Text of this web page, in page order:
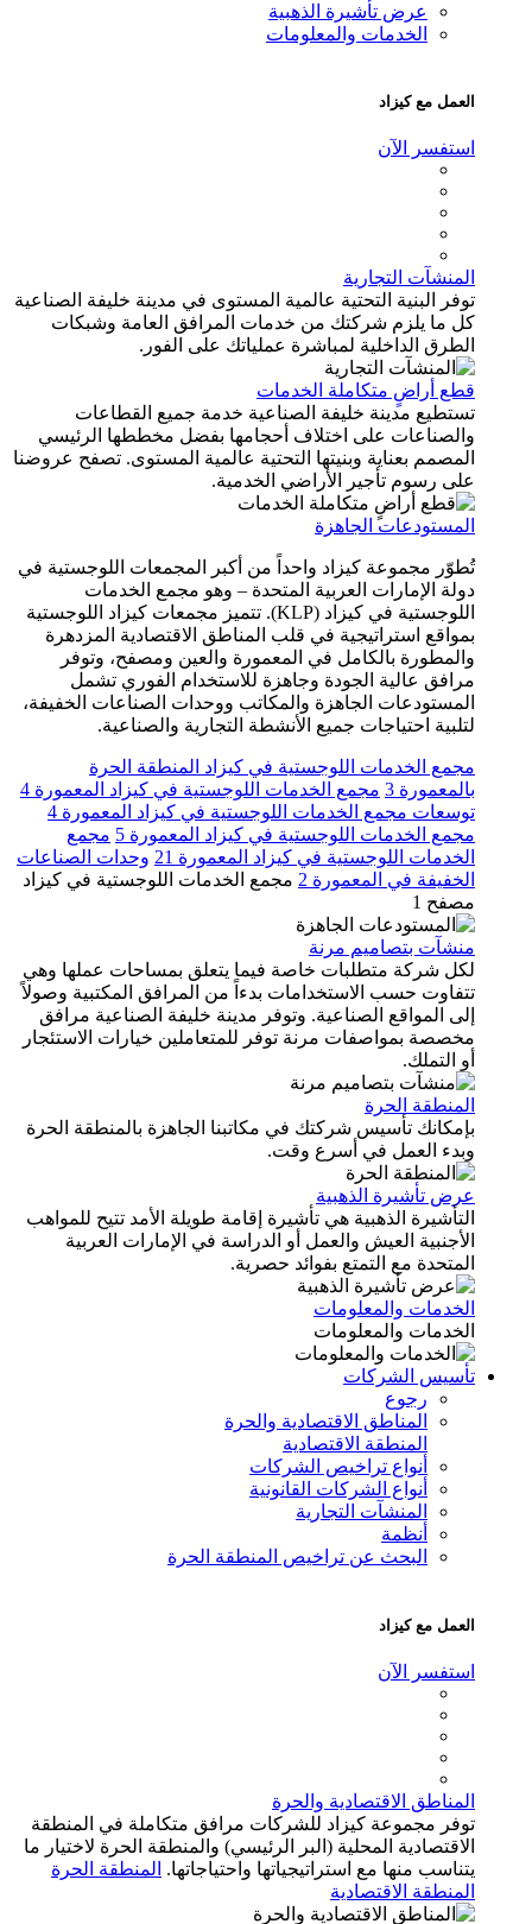
عرض تأشيرة الذهبية
الخدمات والمعلومات
العمل مع كيزاد
استفسر الآن
المنشآت التجارية
توفر البنية التحتية عالمية المستوى في مدينة خليفة الصناعية
كل ما يلزم شركتك من خدمات المرافق العامة وشبكات
الطرق الداخلية لمباشرة عملياتك على الفور.
قطع أراضٍ متكاملة الخدمات
تستطيع مدينة خليفة الصناعية خدمة جميع القطاعات
والصناعات على اختلاف أحجامها بفضل مخططها الرئيسي
المصمم بعناية وبنيتها التحتية عالمية المستوى. تصفح عروضنا
على رسوم تأجير الأراضي الخدمية.
المستودعات الجاهزة
تُطوّر مجموعة كيزاد واحداً من أكبر المجمعات اللوجستية في
دولة الإمارات العربية المتحدة – وهو مجمع الخدمات
اللوجستية في كيزاد (KLP). تتميز مجمعات كيزاد اللوجستية
بمواقع استراتيجية في قلب المناطق الاقتصادية المزدهرة
والمطورة بالكامل في المعمورة والعين ومصفح، وتوفر
مرافق عالية الجودة وجاهزة للاستخدام الفوري تشمل
المستودعات الجاهزة والمكاتب ووحدات الصناعات الخفيفة،
لتلبية احتياجات جميع الأنشطة التجارية والصناعية.
مجمع الخدمات اللوجستية في كيزاد المنطقة الحرة
بالمعمورة 3
مجمع الخدمات اللوجستية في كيزاد المعمورة 4
توسعات مجمع الخدمات اللوجستية في كيزاد المعمورة 4
مجمع الخدمات اللوجستية في كيزاد المعمورة 5
مجمع
الخدمات اللوجستية في كيزاد المعمورة 21
وحدات الصناعات
الخفيفة في المعمورة 2
مجمع الخدمات اللوجستية في كيزاد
مصفح 1
منشآت بتصاميم مرنة
لكل شركة متطلبات خاصة فيما يتعلق بمساحات عملها وهي
تتفاوت حسب الاستخدامات بدءاً من المرافق المكتبية وصولاً
إلى المواقع الصناعية. وتوفر مدينة خليفة الصناعية مرافق
مخصصة بمواصفات مرنة توفر للمتعاملين خيارات الاستئجار
أو التملك.
المنطقة الحرة
بإمكانك تأسيس شركتك في مكاتبنا الجاهزة بالمنطقة الحرة
وبدء العمل في أسرع وقت.
عرض تأشيرة الذهبية
التأشيرة الذهبية هي تأشيرة إقامة طويلة الأمد تتيح للمواهب
الأجنبية العيش والعمل أو الدراسة في الإمارات العربية
المتحدة مع التمتع بفوائد حصرية.
الخدمات والمعلومات
الخدمات والمعلومات
تأسيس الشركات
رجوع
المناطق الاقتصادية والحرة
المنطقة الاقتصادية
أنواع تراخيص الشركات
أنواع الشركات القانونية
المنشآت التجارية
أنظمة
البحث عن تراخيص المنطقة الحرة
العمل مع كيزاد
استفسر الآن
المناطق الاقتصادية والحرة
توفر مجموعة كيزاد للشركات مرافق متكاملة في المنطقة
الاقتصادية المحلية (البر الرئيسي) والمنطقة الحرة لاختيار ما
يتناسب منها مع استراتيجياتها واحتياجاتها.المنطقة الحرة
المنطقة الاقتصادية